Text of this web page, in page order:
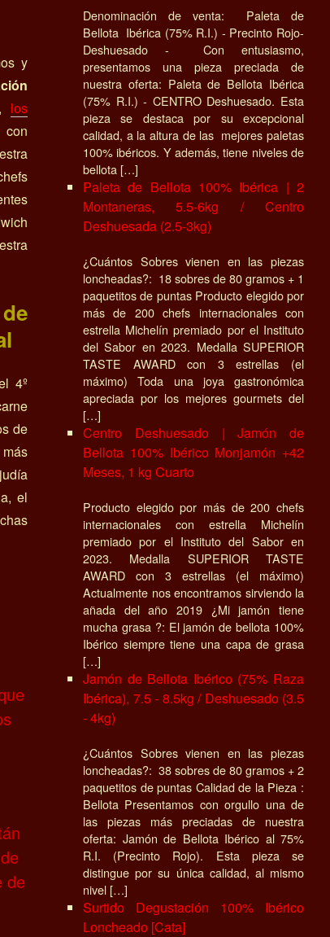
y
los
con
4º
de
el
de
de
Denominación de venta: Paleta de
Bellota Ibérica (75% R.I.) - Precinto Rojo-
Deshuesado - Con entusiasmo,
presentamos una pieza preciada de
nuestra oferta: Paleta de Bellota Ibérica
(75% R.I.) - CENTRO Deshuesado. Esta
pieza se destaca por su excepcional
calidad, a la altura de las mejores paletas
100% ibéricos. Y además, tiene niveles de
bellota […]
Paleta de Bellota 100% Ibérica | 2
Montaneras, 5.5-6kg / Centro
Deshuesada (2.5-3kg)
¿Cuántos Sobres vienen en las piezas
loncheadas?: 18 sobres de 80 gramos + 1
paquetitos de puntas Producto elegido por
más de 200 chefs internacionales con
estrella Michelín premiado por el Instituto
del Sabor en 2023. Medalla SUPERIOR
TASTE AWARD con 3 estrellas (el
máximo) Toda una joya gastronómica
apreciada por los mejores gourmets del
[…]
Centro Deshuesado | Jamón de
Bellota 100% Ibérico Monjamón +42
Meses, 1 kg Cuarto
Producto elegido por más de 200 chefs
internacionales con estrella Michelín
premiado por el Instituto del Sabor en
2023. Medalla SUPERIOR TASTE
AWARD con 3 estrellas (el máximo)
Actualmente nos encontramos sirviendo la
añada del año 2019 ¿Mi jamón tiene
mucha grasa ?: El jamón de bellota 100%
Ibérico siempre tiene una capa de grasa
[…]
Jamón de Bellota Ibérico (75% Raza
Ibérica), 7.5 - 8.5kg / Deshuesado (3.5
- 4kg)
¿Cuántos Sobres vienen en las piezas
loncheadas?: 38 sobres de 80 gramos + 2
paquetitos de puntas Calidad de la Pieza :
Bellota Presentamos con orgullo una de
las piezas más preciadas de nuestra
oferta: Jamón de Bellota Ibérico al 75%
R.I. (Precinto Rojo). Esta pieza se
distingue por su única calidad, al mismo
nivel […]
Surtido Degustación 100% Ibérico
Loncheado [Cata]